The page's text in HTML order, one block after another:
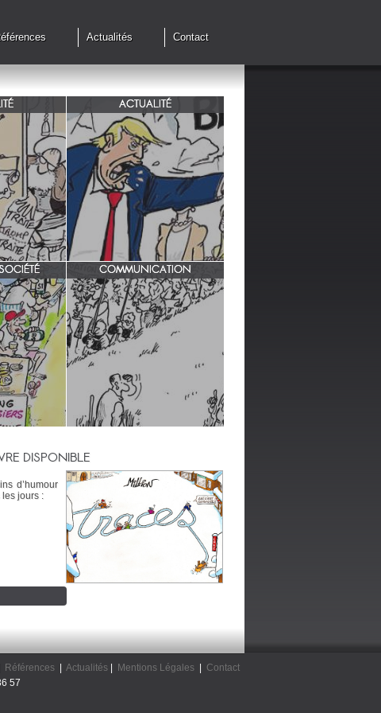
Actualités Contact
de cessez
ACTUALITÉ
G7 à Evian, Trump, une fois de
plus ,s'en prend aux européens.
COMMUNICATION
INRA/ Rotation des terres.
DISPONIBLE
d’humour
jours :
Références| Actualités| Mentions Légales|
Contact
57